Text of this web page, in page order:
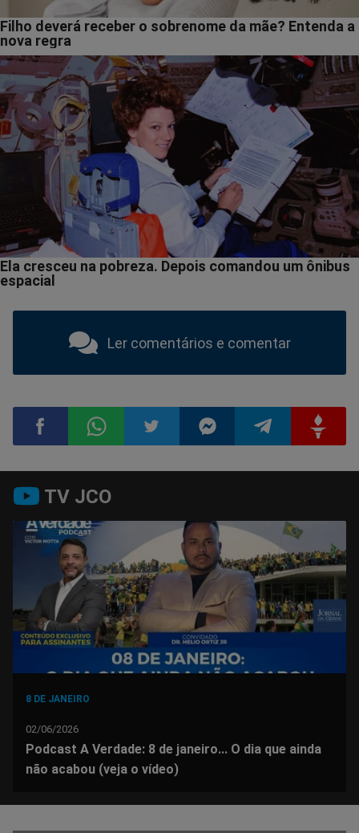
Ler comentários e comentar
Compartilhar
no
Facebook
no
Whatsapp
no
Twitter
no
Messenger
no
Telegram
no
Gettr
TV JCO
8 DE JANEIRO
02/06/2026
Podcast A Verdade: 8 de janeiro... O dia que ainda
não acabou (veja o vídeo)